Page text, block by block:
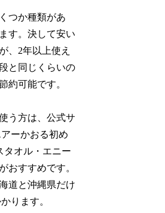
つか種類があ
す。決して安い
、2年以上使え
と同じくらいの
約可能です。
う方は、公式サ
ーかおる初め
タオル・エニー
おすすめです。
道と沖縄県だけ
ります。